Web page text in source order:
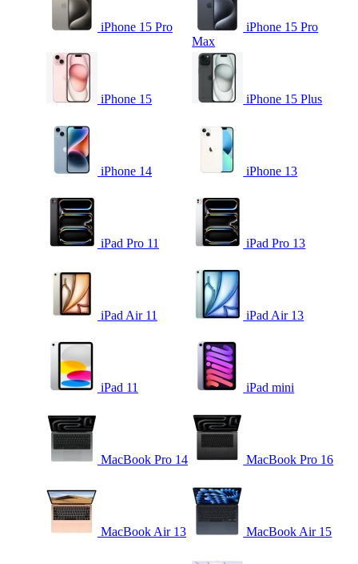
iPhone 15 Pro
iPhone 15 Pro
Max
iPhone 15 iPhone 15 Plus
iPhone 14 iPhone 13
iPad Pro 11 iPad Pro 13
iPad Air 11 iPad Air 13
iPad 11 iPad mini
MacBook Pro 14 MacBook Pro 16
MacBook Air 13 MacBook Air 15